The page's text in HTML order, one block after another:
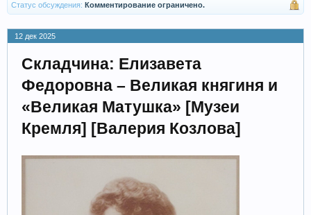
Статус обсуждения: Комментирование ограничено.
12 дек 2025
Складчина: Елизавета
Федоровна – Великая княгиня и
«Великая Матушка» [Музеи
Кремля] [Валерия Козлова]